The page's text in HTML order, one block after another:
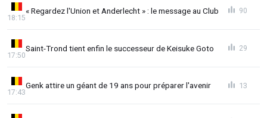
« Regardez l'Union et Anderlecht » : le message au Club
18:15
90
Saint-Trond tient enfin le successeur de Keisuke Goto
17:50
29
Genk attire un géant de 19 ans pour préparer l'avenir
17:43
13